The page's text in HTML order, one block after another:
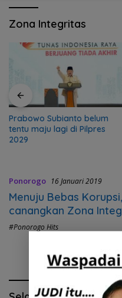
Zona Integritas
Prabowo Subianto belum
tentu maju lagi di Pilpres
2029
Ponorogo 16 Januari 2019
Menuju Bebas
canangkan Zona
#Ponorogo Hits